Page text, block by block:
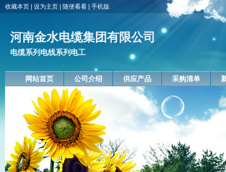
收藏本页 设为主页 随便看看 手机版
河南金水电缆集团有限公司
电缆系列电线系列电工
网站首页 公司介绍 供应产品 采购清单